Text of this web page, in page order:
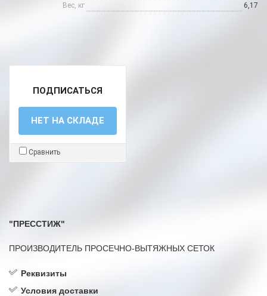
Вес, кг
6,17
ПОДПИСАТЬСЯ
НЕТ НА СКЛАДЕ
Сравнить
"ПРЕССТИЖ"
ПРОИЗВОДИТЕЛЬ ПРОСЕЧНО-ВЫТЯЖНЫХ СЕТОК
Реквизиты
Условия доставки